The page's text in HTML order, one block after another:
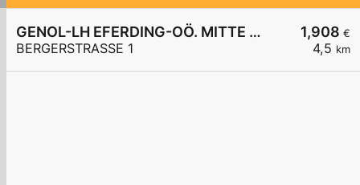
1,908 €
4,5 km
GENOL-LH EFERDING-OÖ. MITTE eGen
BERGERSTRASSE 1